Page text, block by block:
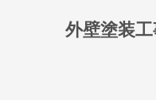
外壁塗装